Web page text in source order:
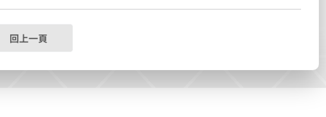
回上一頁